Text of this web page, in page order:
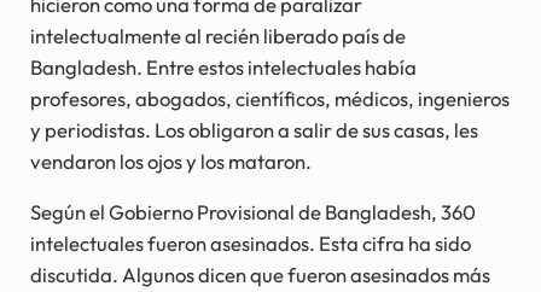
intelectualmente al recién liberado país de
Bangladesh. Entre estos intelectuales había
profesores, abogados, científicos, médicos, ingenieros
y periodistas. Los obligaron a salir de sus casas, les
vendaron los ojos y los mataron.
Según el Gobierno Provisional de Bangladesh, 360
intelectuales fueron asesinados. Esta cifra ha sido
discutida. Algunos dicen que fueron asesinados más